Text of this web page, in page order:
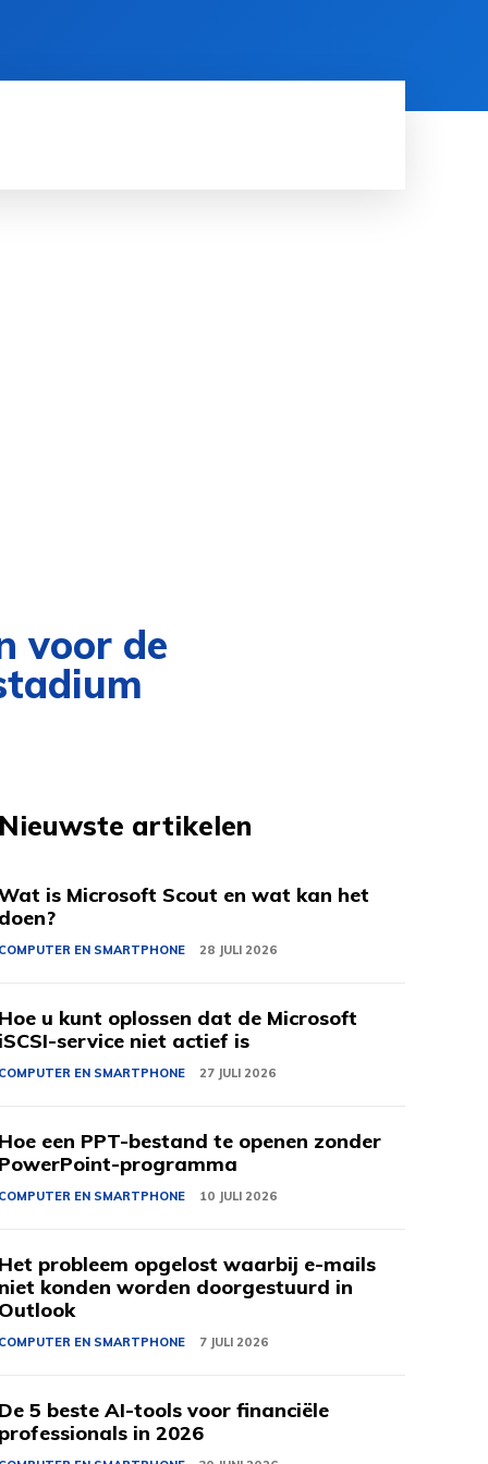
voor de
Nieuwste artikelen
is Microsoft Scout en wat kan het
doen?
COMPUTER EN SMARTPHONE 28 JULI 2026
Hoe u kunt oplossen dat de Microsoft
iSCSI-service niet actief is
COMPUTER EN SMARTPHONE 27 JULI 2026
Hoe een PPT-bestand te openen zonder
PowerPoint-programma
COMPUTER EN SMARTPHONE 10 JULI 2026
Het probleem opgelost waarbij e-mails
niet konden worden doorgestuurd in
Outlook
COMPUTER EN SMARTPHONE 7 JULI 2026
De 5 beste AI-tools voor financiële
professionals in 2026